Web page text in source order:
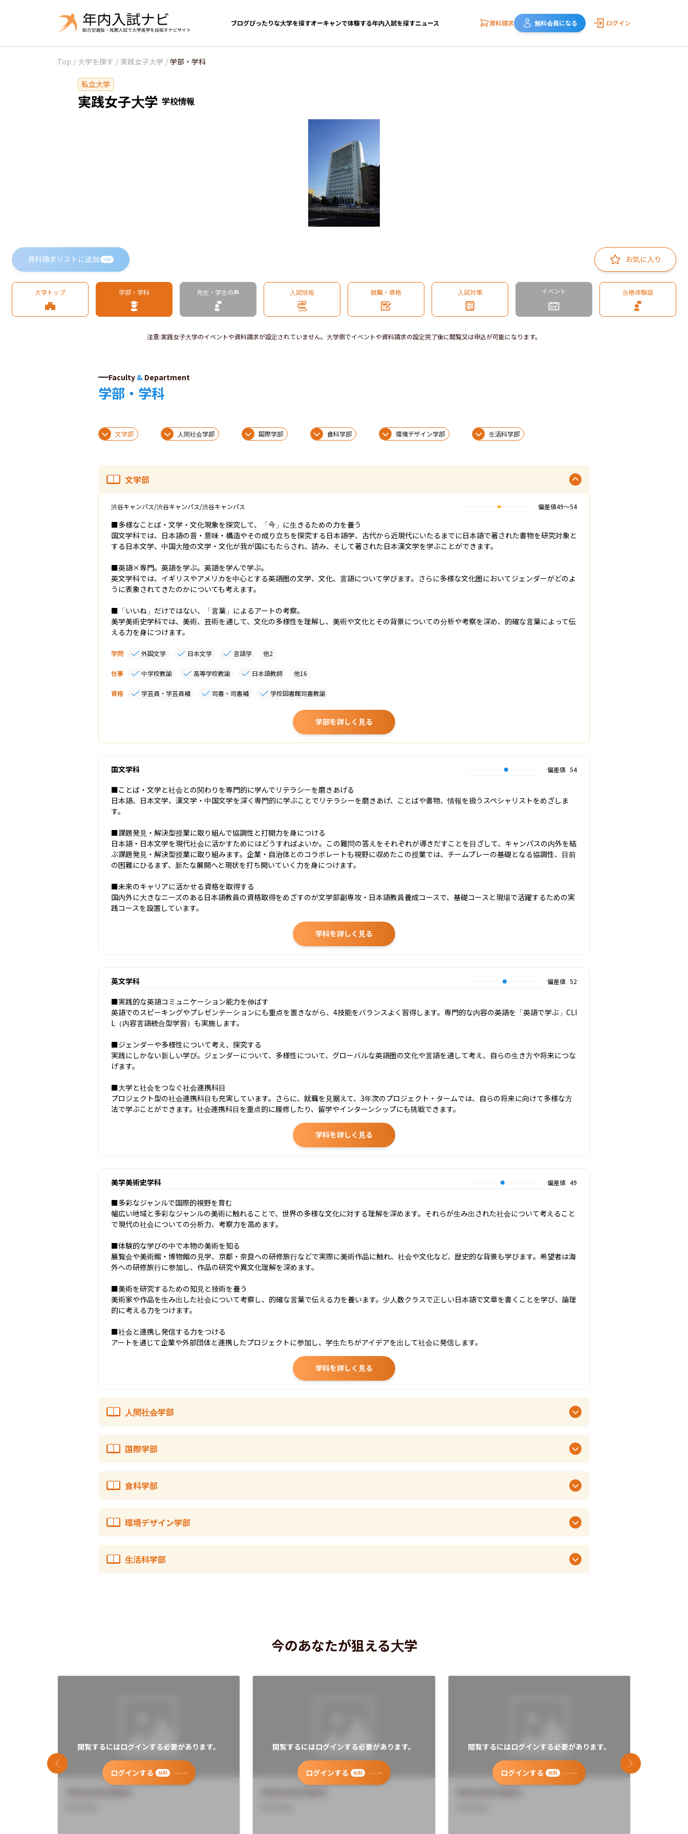
ブログぴったりな大学を探すオーキャンで体験する年内入試を探すニュース 資料請求 無料会員になる ログイン
Top / 大学を探す / 実践女子大学 / 学部・学科
私立大学
実践女子大学 学校情報
資料請求リストに追加 無料 お気に入り
大学トップ 学部・学科 先生・学生の声 入試情報 就職・資格 入試対策 イベント 合格体験談
注意:実践女子大学のイベントや資料請求が設定されていません。大学側でイベントや資料請求の設定完了後に閲覧又は申込が可能になります。
Faculty & Department
学部・学科
文学部 人間社会学部 国際学部 食科学部 環境デザイン学部 生活科学部
文学部
渋谷キャンパス/渋谷キャンパス/渋谷キャンパス 偏差値49〜54
■多様なことば・文学・文化現象を探究して、「今」に生きるための力を養う
国文学科では、日本語の音・意味・構造やその成り立ちを探究する日本語学、古代から近現代にいたるまでに日本語で著された書物を研究対象と
する日本文学、中国大陸の文学・文化が我が国にもたらされ、読み、そして著された日本漢文学を学ぶことができます。
■英語×専門。英語を学ぶ。英語を学んで学ぶ。
英文学科では、イギリスやアメリカを中心とする英語圏の文学、文化、言語について学びます。さらに多様な文化圏においてジェンダーがどのよ
うに表象されてきたのかについても考えます。
■「いいね」だけではない、「言葉」によるアートの考察。
美学美術史学科では、美術、芸術を通して、文化の多様性を理解し、美術や文化とその背景についての分析や考察を深め、的確な言葉によって伝
える力を身につけます。
学問 外国文学 日本文学 言語学 他2
仕事 中学校教諭 高等学校教諭 日本語教師 他16
資格 学芸員・学芸員補 司書・司書補 学校図書館司書教諭
学部を詳しく見る
国文学科 偏差値 54
■ことば・文学と社会との関わりを専門的に学んでリテラシーを磨きあげる
日本語、日本文学、漢文学・中国文学を深く専門的に学ぶことでリテラシーを磨きあげ、ことばや書物、情報を扱うスペシャリストをめざしま
す。
■課題発見・解決型授業に取り組んで協調性と打開力を身につける
日本語・日本文学を現代社会に活かすためにはどうすればよいか。この難問の答えをそれぞれが導きだすことを目ざして、キャンパスの内外を結
ぶ課題発見・解決型授業に取り組みます。企業・自治体とのコラボレートも視野に収めたこの授業では、チームプレーの基礎となる協調性、目前
の困難にひるまず、新たな展開へと現状を打ち開いていく力を身につけます。
■未来のキャリアに活かせる資格を取得する
国内外に大きなニーズのある日本語教員の資格取得をめざすのが文学部副専攻・日本語教員養成コースで、基礎コースと現場で活躍するための実
践コースを設置しています。
学科を詳しく見る
英文学科 偏差値 52
■実践的な英語コミュニケーション能力を伸ばす
英語でのスピーキングやプレゼンテーションにも重点を置きながら、4技能をバランスよく習得します。専門的な内容の英語を「英語で学ぶ」CLI
L（内容言語統合型学習）も実施します。
■ジェンダーや多様性について考え、探究する
実践にしかない新しい学び。ジェンダーについて、多様性について、グローバルな英語圏の文化や言語を通して考え、自らの生き方や将来につな
げます。
■大学と社会をつなぐ社会連携科目
プロジェクト型の社会連携科目も充実しています。さらに、就職を見据えて、3年次のプロジェクト・タームでは、自らの将来に向けて多様な方
法で学ぶことができます。社会連携科目を重点的に履修したり、留学やインターンシップにも挑戦できます。
学科を詳しく見る
美学美術史学科 偏差値 49
■多彩なジャンルで国際的視野を育む
幅広い地域と多彩なジャンルの美術に触れることで、世界の多様な文化に対する理解を深めます。それらが生み出された社会について考えること
で現代の社会についての分析力、考察力を高めます。
■体験的な学びの中で本物の美術を知る
展覧会や美術館・博物館の見学、京都・奈良への研修旅行などで実際に美術作品に触れ、社会や文化など、歴史的な背景も学びます。希望者は海
外への研修旅行に参加し、作品の研究や異文化理解を深めます。
■美術を研究するための知見と技術を養う
美術家や作品を生み出した社会について考察し、的確な言葉で伝える力を養います。少人数クラスで正しい日本語で文章を書くことを学び、論理
的に考える力をつけます。
■社会と連携し発信する力をつける
アートを通じて企業や外部団体と連携したプロジェクトに参加し、学生たちがアイデアを出して社会に発信します。
学科を詳しく見る
人間社会学部
国際学部
食科学部
環境デザイン学部
生活科学部
今のあなたが狙える大学
閲覧するにはログインする必要があります。
ログインする 無料
閲覧するにはログインする必要があります。
ログインする 無料
閲覧するにはログインする必要があります。
ログインする 無料
前のスライド 次のスライド